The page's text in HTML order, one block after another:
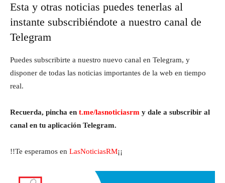
Esta y otras noticias puedes tenerlas al
instante subscribiéndote a nuestro canal de
Telegram
Puedes subscribirte a nuestro nuevo canal en Telegram, y
disponer de todas las noticias importantes de la web en tiempo
real.
Recuerda, pincha en t.me/lasnoticiasrm y dale a subscribir al
canal en tu aplicación Telegram.
!!Te esperamos en LasNoticiasRM¡¡